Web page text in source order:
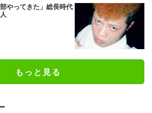
やってきた」総長時代
もっと見る